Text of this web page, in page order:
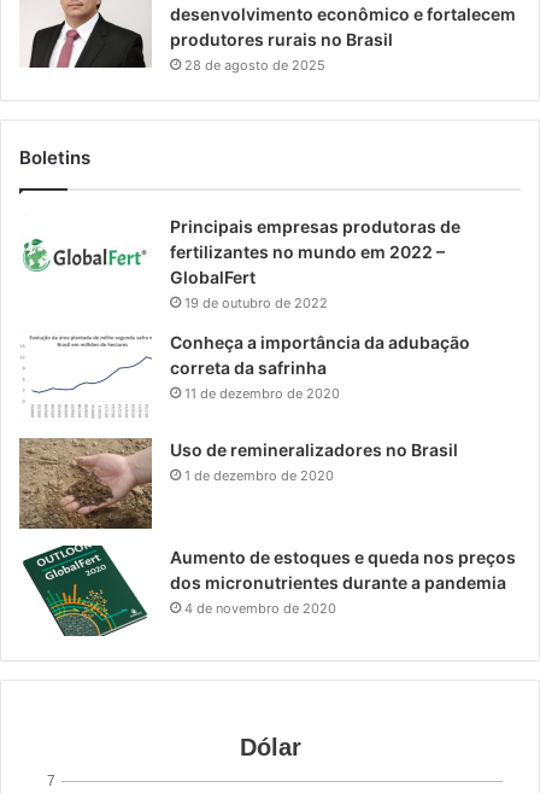
desenvolvimento econômico e fortalecem
produtores rurais no Brasil
28 de agosto de 2025
Boletins
Principais empresas produtoras de
fertilizantes no mundo em 2022 –
GlobalFert
19 de outubro de 2022
Conheça a importância da adubação
correta da safrinha
11 de dezembro de 2020
Uso de remineralizadores no Brasil
1 de dezembro de 2020
Aumento de estoques e queda nos preços
dos micronutrientes durante a pandemia
4 de novembro de 2020